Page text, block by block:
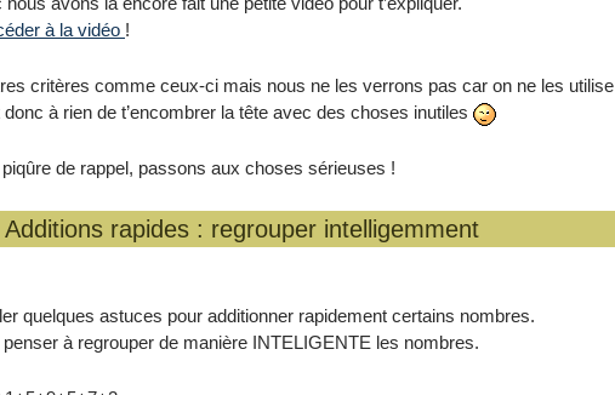
à la vidéo !
critères comme ceux-ci mais nous ne les verrons pas car on ne les utilise
à rien de t’encombrer la tête avec des choses inutiles
de rappel, passons aux choses sérieuses !
Additions rapides : regrouper intelligemment
quelques astuces pour additionner rapidement certains nombres.
penser à regrouper de manière INTELIGENTE les nombres.